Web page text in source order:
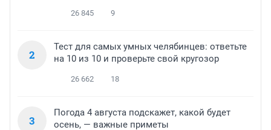
26 845 9
2
Тест для самых умных челябинцев: ответьте
на 10 из 10 и проверьте свой кругозор
26 662 18
3
Погода 4 августа подскажет, какой будет
осень, — важные приметы